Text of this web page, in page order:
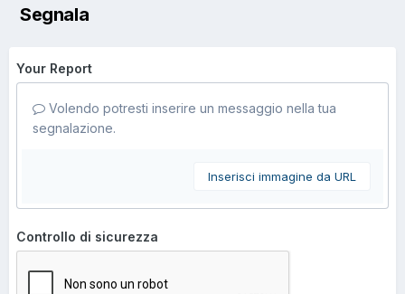
Segnala
Your Report
Volendo potresti inserire un messaggio nella tua
segnalazione.
Inserisci immagine da URL
Controllo di sicurezza